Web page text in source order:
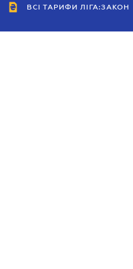
ВСІ ТАРИФИ ЛІГА:ЗАКОН